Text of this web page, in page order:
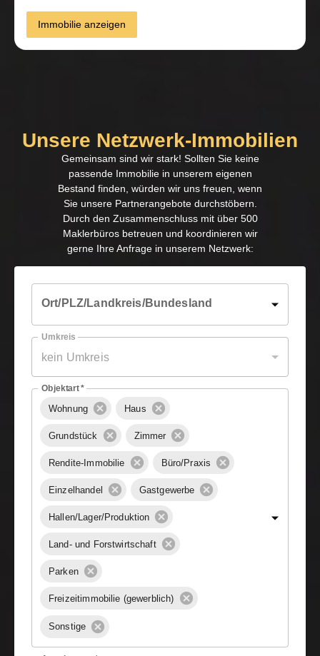
Immobilie anzeigen
Unsere Netzwerk-Immobilien
Gemeinsam sind wir stark! Sollten Sie keine
passende Immobilie in unserem eigenen
Bestand finden, würden wir uns freuen, wenn
Sie unsere Partnerangebote durchstöbern.
Durch den Zusammenschluss mit über 500
Maklerbüros betreuen und koordinieren wir
gerne Ihre Anfrage in unserem Netzwerk:
Ort/PLZ/Landkreis/Bundesland
Umkreis
kein Umkreis
Objektart*
Wohnung Haus
Grundstück Zimmer
Rendite-Immobilie Büro/Praxis
Einzelhandel Gastgewerbe
Hallen/Lager/Produktion
Land- und Forstwirtschaft
Parken
Freizeitimmobilie (gewerblich)
Sonstige